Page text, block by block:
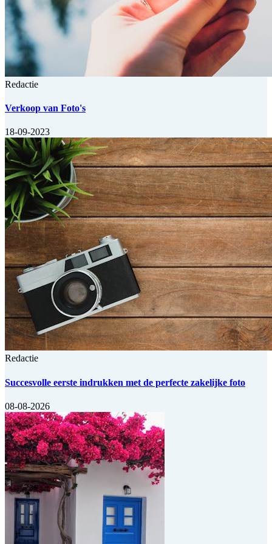
Redactie
Verkoop van Foto's
18-09-2023
Redactie
Succesvolle eerste indrukken met de perfecte zakelijke foto
08-08-2026